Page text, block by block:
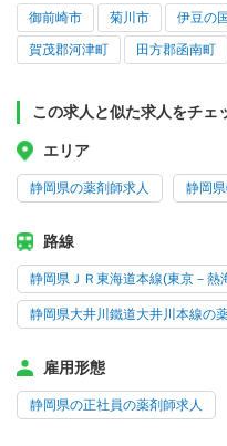
御前崎市 菊川市 伊豆の
賀茂郡河津町 田方郡函南町
この求人と似た求人をチェ
エリア
静岡県の薬剤師求人 静岡
路線
静岡県ＪＲ東海道本線(東京－熱
静岡県大井川鐵道大井川本線の
雇用形態
静岡県の正社員の薬剤師求人